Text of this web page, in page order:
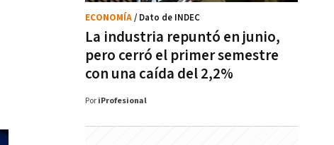
La industria repuntó en junio,
pero cerró el primer semestre
con una caída del 2,2%
ECONOMÍA/ Dato de INDEC
Por iProfesional